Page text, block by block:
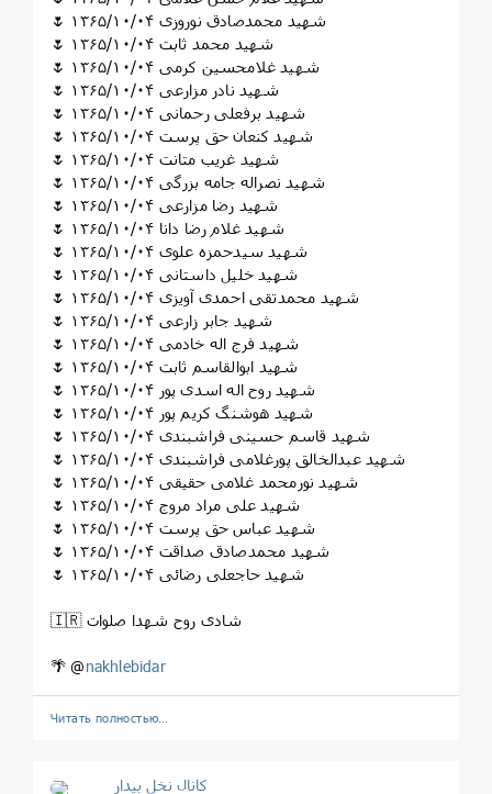
🌷 شهید محمدصادق نوروزی ۱۳۶۵/۱۰/۰۴
🌷 شهید محمد ثابت ۱۳۶۵/۱۰/۰۴
🌷 شهید غلامحسین کرمی ۱۳۶۵/۱۰/۰۴
🌷 شهید نادر مزارعی ۱۳۶۵/۱۰/۰۴
🌷 شهید برفعلی رحمانی ۱۳۶۵/۱۰/۰۴
🌷 شهید کنعان حق پرست ۱۳۶۵/۱۰/۰۴
🌷 شهید غریب متانت ۱۳۶۵/۱۰/۰۴
🌷 شهید نصراله جامه بزرگی ۱۳۶۵/۱۰/۰۴
🌷 شهید رضا مزارعی ۱۳۶۵/۱۰/۰۴
🌷 شهید غلام رضا دانا ۱۳۶۵/۱۰/۰۴
🌷 شهید سیدحمزه علوی ۱۳۶۵/۱۰/۰۴
🌷 شهید خلیل داستانی ۱۳۶۵/۱۰/۰۴
🌷 شهید محمدتقی احمدی آویزی ۱۳۶۵/۱۰/۰۴
🌷 شهید جابر زارعی ۱۳۶۵/۱۰/۰۴
🌷 شهید فرج اله خادمی ۱۳۶۵/۱۰/۰۴
🌷 شهید ابوالقاسم ثابت ۱۳۶۵/۱۰/۰۴
🌷 شهید روح اله اسدی پور ۱۳۶۵/۱۰/۰۴
🌷 شهید هوشنگ کریم پور ۱۳۶۵/۱۰/۰۴
🌷 شهید قاسم حسینی فراشبندی ۱۳۶۵/۱۰/۰۴
🌷 شهید عبدالخالق پورغلامی فراشبندی ۱۳۶۵/۱۰/۰۴
🌷 شهید نورمحمد غلامی حقیقی ۱۳۶۵/۱۰/۰۴
🌷 شهید علی مراد مروج ۱۳۶۵/۱۰/۰۴
🌷 شهید عباس حق پرست ۱۳۶۵/۱۰/۰۴
🌷 شهید محمدصادق صداقت ۱۳۶۵/۱۰/۰۴
🌷 شهید حاجعلی رضائی ۱۳۶۵/۱۰/۰۴
🇮🇷 شادی روح شهدا صلوات
🌴 @nakhlebidar
Читать полностью…
کانال نخل بیدار